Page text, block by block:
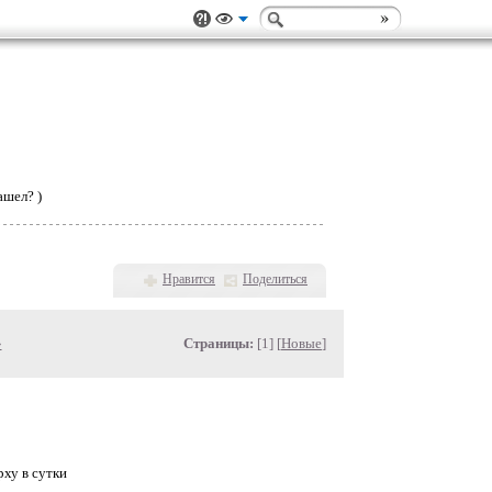
)
Нравится Поделиться
Страницы: [1] [Новые]
в сутки